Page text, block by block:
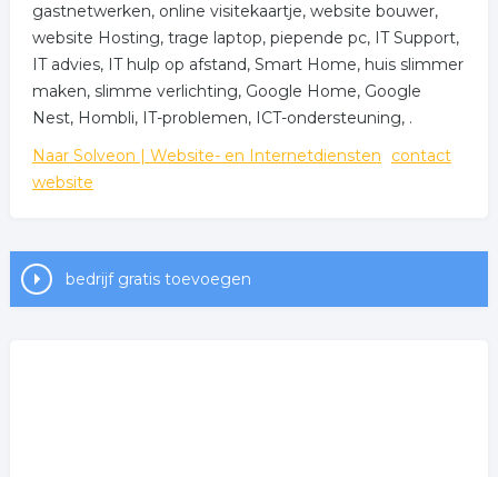
gastnetwerken, online visitekaartje, website bouwer,
website Hosting, trage laptop, piepende pc, IT Support,
IT advies, IT hulp op afstand, Smart Home, huis slimmer
maken, slimme verlichting, Google Home, Google
Nest, Hombli, IT-problemen, ICT-ondersteuning, .
Naar Solveon | Website- en Internetdiensten
contact
website
bedrijf gratis toevoegen